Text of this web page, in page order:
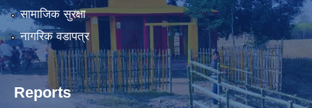
सामाजिक सुरक्षा
नागरिक वडापत्र
Reports